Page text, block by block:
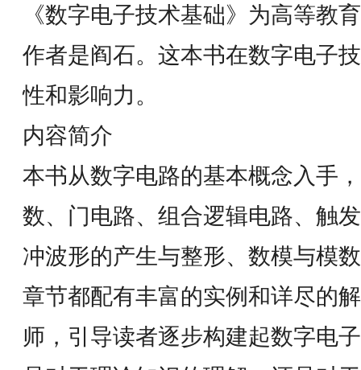
《数字电子技术基础》为高等教
作者是阎石。这本书在数字电子
性和影响力。
内容简介
本书从数字电路的基本概念入手
数、门电路、组合逻辑电路、触
冲波形的产生与整形、数模与模
章节都配有丰富的实例和详尽的
师，引导读者逐步构建起数字电